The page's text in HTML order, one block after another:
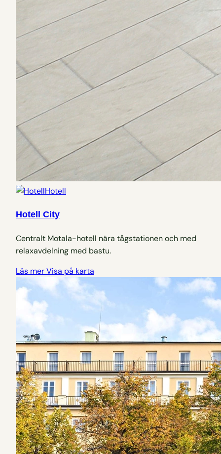
Hotell
Hotell City
Centralt Motala-hotell nära tågstationen och med
relaxavdelning med bastu.
Läs merVisa på karta